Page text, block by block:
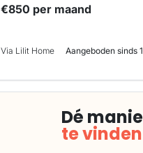
€850 per maand
Via Lilit Home Aangeboden sinds
Dé
te vinden